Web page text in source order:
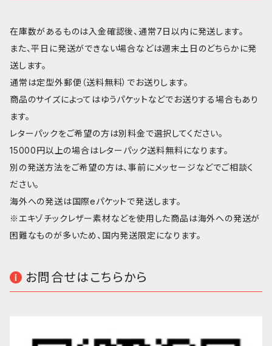
在庫数があるものは入金確認後、通常7日以内に発送します。
また、平日に発送ができない場合などは週末土日のどちらかに発
送します。
通常は定型外郵便（送料無料）でお送りします。
商品のサイズによってはゆうパケットなどでお送りする場合もあり
ます。
レターパックをご希望の方は別料金で選択してください。
15000円以上の場合はレターパック送料無料になります。
別の発送方法をご希望の方は、事前にメッセージなどでご相談く
ださい。
海外への発送は国際eパケットで発送します。
※エキゾチックレザー素材などを使用した商品は海外への発送が
困難なものが多いため、国内発送限定になります。
お問合せはこちらから